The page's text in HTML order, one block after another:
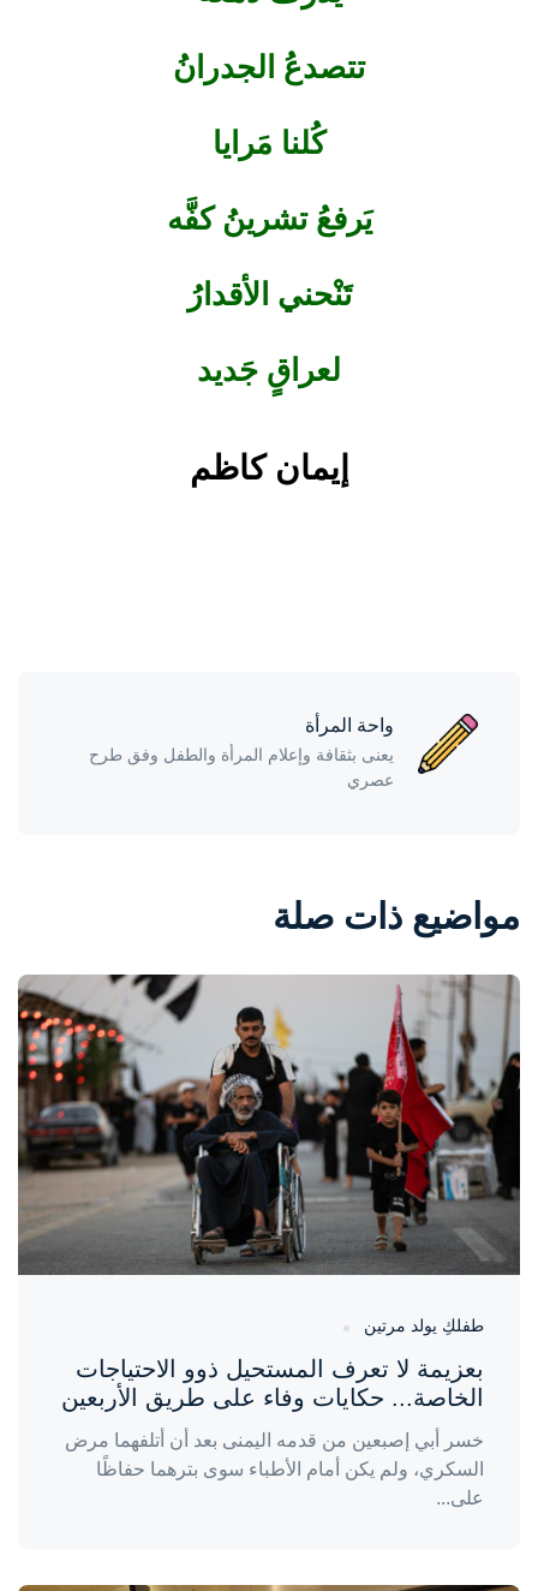
تتصدعُ الجدرانُ
كُلنا مَرايا
يَرفعُ تشرينُ كفَّه
تَنْحني الأقدارُ
لعراقٍ جَديد
إيمان كاظم
واحة المرأة
يعنى بثقافة وإعلام المرأة والطفل وفق طرح
عصري
مواضيع ذات صلة
واحة المرأة
منذ يوم
طفلكِ يولد مرتين
بعزيمة لا تعرف المستحيل ذوو الاحتياجات
الخاصة... حكايات وفاء على طريق الأربعين
خسر أبي إصبعين من قدمه اليمنى بعد أن أتلفهما مرض
السكري، ولم يكن أمام الأطباء سوى بترهما حفاظًا
على...